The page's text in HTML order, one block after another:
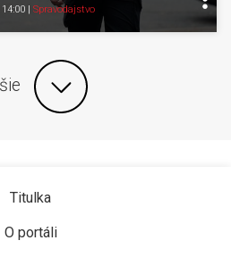
Spravodajstvo
Titulka
O portáli